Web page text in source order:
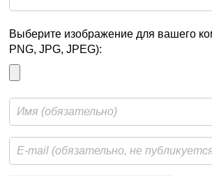
Выберите изображение для вашего
PNG, JPG, JPEG):